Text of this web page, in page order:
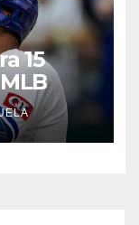
15